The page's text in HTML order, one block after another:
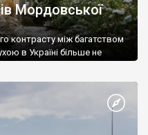
Мордовської
контрасту між багатством
в Україні більше не